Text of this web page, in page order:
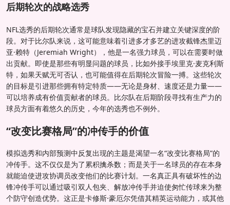
后期轮次的战略选秀
NFL选秀的后期轮次通常是球队发现隐藏的宝石并建立关键深度的阶
段。对于比尔队来说，这可能意味着引进多才多艺的进攻截锋杰里迈
亚·赖特（Jeremiah Wright），他是一名强力球员，可以在需要时做
出贡献。即使是那些有明显问题的球员，比如外接手埃里克·麦克利斯
特，如果天赋无可否认，也可能值得在后期轮次冒险一搏。这些轮次
的目标是引进那些拥有特定特质——无论是身材、速度还是力量——
可以培养成有价值贡献者的球员。比尔队在后期阶段寻找有生产力的
球员方面有着悠久的历史，今年的选秀也不例外。
“改变比赛格局”的冲传手的价值
模拟选秀和内部预测中反复出现的主题是渴望一名“改变比赛格局”的
冲传手。这不仅仅是为了累积擒杀数；而是关于一名球员的存在本身
就能迫使进攻协调员改变他们的比赛计划。一名真正具有破坏性的边
锋冲传手可以通过吸引双人包夹、解放冲传手并迫使匆忙传球来为整
个防守创造优势。这正是卡修斯·豪厄尔凭借其精英运动能力，或其他